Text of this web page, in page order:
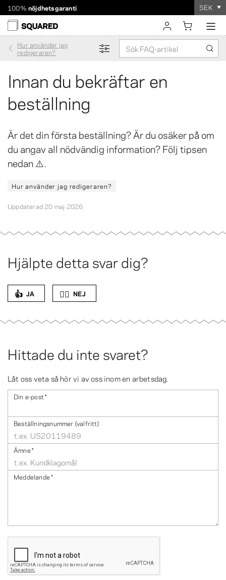
Världsomspännande frakt. Rabatterad frakt över 560 kr
Beställningen tar
100% nöjdhetsgaranti SEK
logga in
Hur använder jag
redigeraren?
Innan du bekräftar en
beställning
Är det din första beställning? Är du osäker på om
du angav all nödvändig information? Följ tipsen
nedan ⚠️.
Hur använder jag redigeraren?
Uppdaterad 20 maj 2026
Hjälpte detta svar dig?
👍 JA 👎🏻 NEJ
Hittade du inte svaret?
Låt oss veta så hör vi av oss inom en arbetsdag.
Din e-post*
Beställningsnummer (valfritt)
Ämne*
Meddelande*